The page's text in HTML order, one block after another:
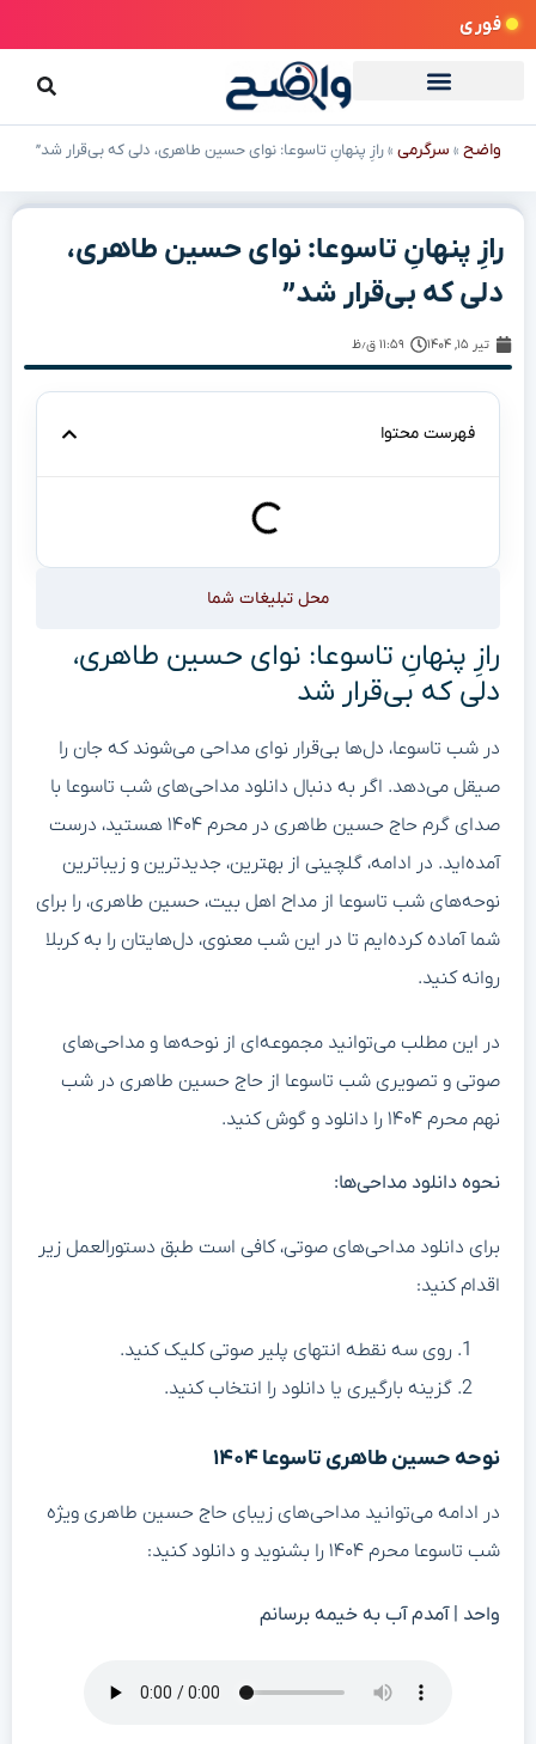
فوری
واضح » سرگرمی »رازِ پنهانِ تاسوعا: نوای حسین طاهری، دلی که بی‌قرار شد”
رازِ پنهانِ تاسوعا: نوای حسین طاهری،
دلی که بی‌قرار شد”
تیر ۱۵, ۱۴۰۴ ۱۱:۵۹ ق٫ظ
فهرست محتوا
محل تبلیغات شما
رازِ پنهانِ تاسوعا: نوای حسین طاهری،
دلی که بی‌قرار شد
در شب تاسوعا، دل‌ها بی‌قرار نوای مداحی می‌شوند که جان را
صیقل می‌دهد. اگر به دنبال دانلود مداحی‌های شب تاسوعا با
صدای گرم حاج حسین طاهری در محرم ۱۴۰۴ هستید، درست
آمده‌اید. در ادامه، گلچینی از بهترین، جدیدترین و زیباترین
نوحه‌های شب تاسوعا از مداح اهل بیت، حسین طاهری، را برای
شما آماده کرده‌ایم تا در این شب معنوی، دل‌هایتان را به کربلا
روانه کنید.
در این مطلب می‌توانید مجموعه‌ای از نوحه‌ها و مداحی‌های
صوتی و تصویری شب تاسوعا از حاج حسین طاهری در شب
نهم محرم ۱۴۰۴ را دانلود و گوش کنید.
نحوه دانلود مداحی‌ها:
برای دانلود مداحی‌های صوتی، کافی است طبق دستورالعمل زیر
اقدام کنید:
روی سه نقطه انتهای پلیر صوتی کلیک کنید.
گزینه بارگیری یا دانلود را انتخاب کنید.
نوحه حسین طاهری تاسوعا ۱۴۰۴
در ادامه می‌توانید مداحی‌های زیبای حاج حسین طاهری ویژه
شب تاسوعا محرم ۱۴۰۴ را بشنوید و دانلود کنید:
واحد | آمدم آب به خیمه برسانم